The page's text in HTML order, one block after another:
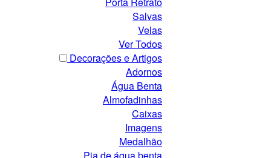
Salvas
Velas
Ver Todos
Decorações e Artigos
Adornos
Água Benta
Almofadinhas
Caixas
Imagens
Medalhão